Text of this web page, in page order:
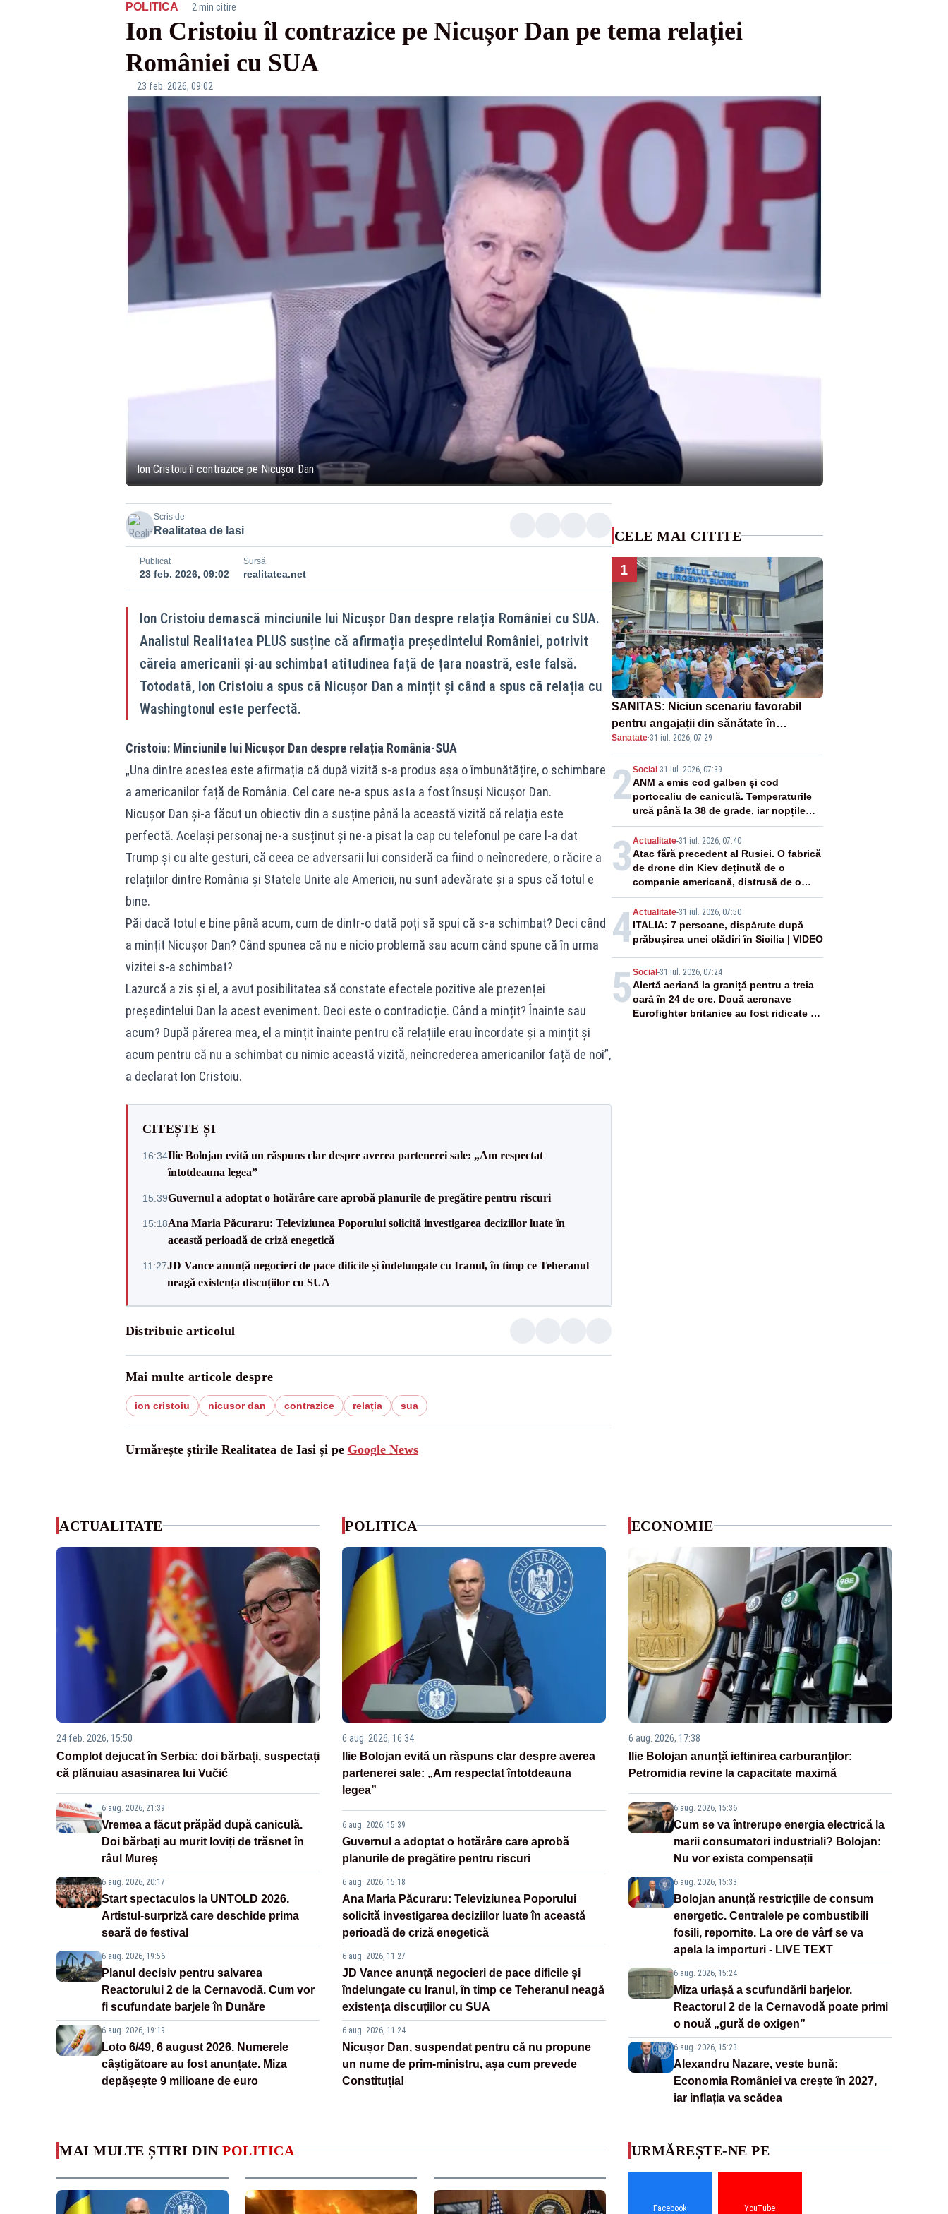
POLITICA· 2 min citire
Ion Cristoiu îl contrazice pe Nicușor Dan pe tema relației
României cu SUA
23 feb. 2026, 09:02
Ion Cristoiu îl contrazice pe Nicușor Dan
Scris de
Realitatea de Iasi
Publicat
23 feb. 2026, 09:02
Sursă
realitatea.net
Ion Cristoiu demască minciunile lui Nicușor Dan despre relația României cu SUA.
Analistul Realitatea PLUS susține că afirmația președintelui României, potrivit
căreia americanii și-au schimbat atitudinea față de țara noastră, este falsă.
Totodată, Ion Cristoiu a spus că Nicușor Dan a mințit și când a spus că relația cu
Washingtonul este perfectă.
Cristoiu: Minciunile lui Nicușor Dan despre relația România-SUA
„Una dintre acestea este afirmația că după vizită s-a produs așa o îmbunătățire, o schimbare
a americanilor față de România. Cel care ne-a spus asta a fost însuși Nicușor Dan.
Nicușor Dan și-a făcut un obiectiv din a susține până la această vizită că relația este
perfectă. Același personaj ne-a susținut și ne-a pisat la cap cu telefonul pe care l-a dat
Trump și cu alte gesturi, că ceea ce adversarii lui consideră ca fiind o neîncredere, o răcire a
relațiilor dintre România și Statele Unite ale Americii, nu sunt adevărate și a spus că totul e
bine.
Păi dacă totul e bine până acum, cum de dintr-o dată poți să spui că s-a schimbat? Deci când
a mințit Nicușor Dan? Când spunea că nu e nicio problemă sau acum când spune că în urma
vizitei s-a schimbat?
Lazurcă a zis și el, a avut posibilitatea să constate efectele pozitive ale prezenței
președintelui Dan la acest eveniment. Deci este o contradicție. Când a mințit? Înainte sau
acum? După părerea mea, el a mințit înainte pentru că relațiile erau încordate și a mințit și
acum pentru că nu a schimbat cu nimic această vizită, neîncrederea americanilor față de noi”,
a declarat Ion Cristoiu.
CITEȘTE ȘI
16:34Ilie Bolojan evită un răspuns clar despre averea partenerei sale: „Am respectat
întotdeauna legea”
15:39Guvernul a adoptat o hotărâre care aprobă planurile de pregătire pentru riscuri
15:18Ana Maria Păcuraru: Televiziunea Poporului solicită investigarea deciziilor luate în
această perioadă de criză enegetică
11:27JD Vance anunță negocieri de pace dificile și îndelungate cu Iranul, în timp ce Teheranul
neagă existența discuțiilor cu SUA
Distribuie articolul
Mai multe articole despre
ion cristoiu nicusor dan contrazice relația sua
Urmărește știrile Realitatea de Iasi și pe Google News
CELE MAI CITITE
1
SANITAS: Niciun scenariu favorabil
pentru angajații din sănătate în
proiectul Legii salarizării
Sanatate·31 iul. 2026, 07:29
2Social-31 iul. 2026, 07:39
ANM a emis cod galben și cod
portocaliu de caniculă. Temperaturile
urcă până la 38 de grade, iar nopțile
devin tropicale
3 Actualitate-31 iul. 2026, 07:40
Atac fără precedent al Rusiei. O fabrică
de drone din Kiev deținută de o
companie americană, distrusă de o
rachetă rusească
4Actualitate-31 iul. 2026, 07:50
ITALIA: 7 persoane, dispărute după
prăbușirea unei clădiri în Sicilia | VIDEO
5 Social-31 iul. 2026, 07:24
Alertă aeriană la graniță pentru a treia
oară în 24 de ore. Două aeronave
Eurofighter britanice au fost ridicate de
ACTUALITATE
24 feb. 2026, 15:50
Complot dejucat în Serbia: doi bărbați, suspectați
că plănuiau asasinarea lui Vučić
6 aug. 2026, 21:39
Vremea a făcut prăpăd după caniculă.
Doi bărbați au murit loviți de trăsnet în
râul Mureș
6 aug. 2026, 20:17
Start spectaculos la UNTOLD 2026.
Artistul-surpriză care deschide prima
seară de festival
6 aug. 2026, 19:56
Planul decisiv pentru salvarea
Reactorului 2 de la Cernavodă. Cum vor
fi scufundate barjele în Dunăre
6 aug. 2026, 19:19
Loto 6/49, 6 august 2026. Numerele
câștigătoare au fost anunțate. Miza
depășește 9 milioane de euro
POLITICA
6 aug. 2026, 16:34
Ilie Bolojan evită un răspuns clar despre averea
partenerei sale: „Am respectat întotdeauna
legea”
6 aug. 2026, 15:39
Guvernul a adoptat o hotărâre care aprobă
planurile de pregătire pentru riscuri
6 aug. 2026, 15:18
Ana Maria Păcuraru: Televiziunea Poporului
solicită investigarea deciziilor luate în această
perioadă de criză enegetică
6 aug. 2026, 11:27
JD Vance anunță negocieri de pace dificile și
îndelungate cu Iranul, în timp ce Teheranul neagă
existența discuțiilor cu SUA
6 aug. 2026, 11:24
Nicușor Dan, suspendat pentru că nu propune
un nume de prim-ministru, așa cum prevede
Constituția!
ECONOMIE
6 aug. 2026, 17:38
Ilie Bolojan anunță ieftinirea carburanților:
Petromidia revine la capacitate maximă
6 aug. 2026, 15:36
Cum se va întrerupe energia electrică la
marii consumatori industriali? Bolojan:
Nu vor exista compensații
6 aug. 2026, 15:33
Bolojan anunță restricțiile de consum
energetic. Centralele pe combustibili
fosili, repornite. La ore de vârf se va
apela la importuri - LIVE TEXT
6 aug. 2026, 15:24
Miza uriașă a scufundării barjelor.
Reactorul 2 de la Cernavodă poate primi
o nouă „gură de oxigen”
6 aug. 2026, 15:23
Alexandru Nazare, veste bună:
Economia României va crește în 2027,
iar inflația va scădea
MAI MULTE ȘTIRI DIN POLITICA URMĂREȘTE-NE PE
Facebook YouTube